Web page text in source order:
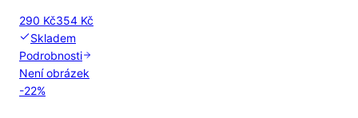
290 Kč354 Kč
Skladem
Podrobnosti
Není obrázek
-22%